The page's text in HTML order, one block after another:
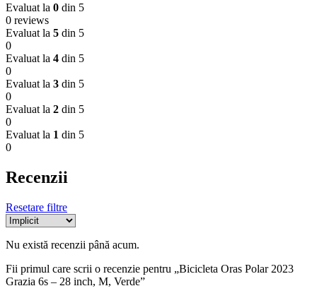
Evaluat la 0 din 5
0 reviews
Evaluat la 5 din 5
0
Evaluat la 4 din 5
0
Evaluat la 3 din 5
0
Evaluat la 2 din 5
0
Evaluat la 1 din 5
0
Recenzii
Resetare filtre
Nu există recenzii până acum.
Fii primul care scrii o recenzie pentru „Bicicleta Oras Polar 2023
Grazia 6s – 28 inch, M, Verde”